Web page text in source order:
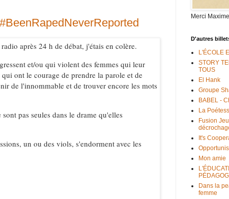
après 24 h de débat, j'étais en colère.
et/ou qui violent des femmes qui leur
ont le courage de prendre la parole et de
de l'innommable et de trouver encore les mots
pas seules dans le drame qu'elles
un ou des viols, s'endorment avec les
Merci
D'autres
L'ÉCOLE
STORY
TOUS
El Hank
Groupe
BABEL -
La
Fusion
It's
Mon amie
Dans la
femme